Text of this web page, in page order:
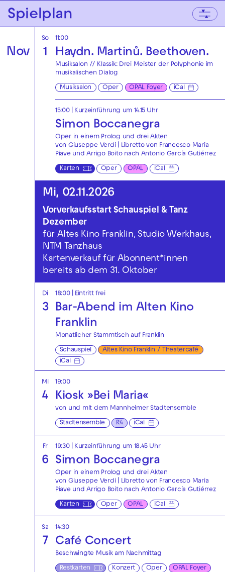
Zur Hauptnavigation springen
Spielplan
Nov
So
1
11:00
Haydn. Martinů. Beethoven.
Musiksalon // Klassik: Drei Meister der Polyphonie im
musikalischen Dialog
Musiksalon Oper OPAL Foyer iCal
15:00 | Kurzeinführung um 14.15 Uhr
Simon Boccanegra
Oper in einem Prolog und drei Akten
von Giuseppe Verdi | Libretto von Francesco Maria
Piave und Arrigo Boito nach Antonio García Gutiérrez
Karten Oper OPAL iCal
Mi, 02.11.2026
Vorverkaufsstart Schauspiel & Tanz
Dezember
für Altes Kino Franklin, Studio Werkhaus,
NTM Tanzhaus
Kartenverkauf für Abonnent*innen
bereits ab dem 31. Oktober
Di
3
18:00| Eintritt frei
Bar-Abend im Alten Kino
Franklin
Monatlicher Stammtisch auf Franklin
Schauspiel
Altes Kino Franklin / Theatercafé
iCal
Mi
4
19:00
Kiosk »Bei Maria«
von und mit dem Mannheimer Stadtensemble
Stadtensemble R4 iCal
Fr
6
19:30 | Kurzeinführung um 18.45 Uhr
Simon Boccanegra
Oper in einem Prolog und drei Akten
von Giuseppe Verdi | Libretto von Francesco Maria
Piave und Arrigo Boito nach Antonio García Gutiérrez
Karten Oper OPAL iCal
Sa
7
14:30
Café Concert
Beschwingte Musik am Nachmittag
Restkarten Konzert Oper
OPAL Foyer